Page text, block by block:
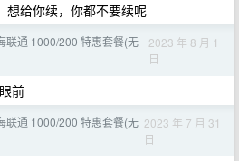
想给你续，你都不要续呢
联通 1000/200 特惠套餐(无
2023 年 8 月 1
日
前
联通 1000/200 特惠套餐(无 2023 年 7 月 31
日